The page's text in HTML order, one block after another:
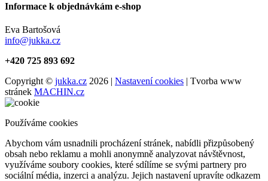
Informace k objednávkám e-shop
Eva Bartošová
info@jukka.cz
+420 725 893 692
Copyright © jukka.cz 2026 | Nastavení cookies | Tvorba www
stránek MACHIN.cz
Používáme cookies
Abychom vám usnadnili procházení stránek, nabídli přizpůsobený
obsah nebo reklamu a mohli anonymně analyzovat návštěvnost,
využíváme soubory cookies, které sdílíme se svými partnery pro
sociální média, inzerci a analýzu. Jejich nastavení upravíte odkazem